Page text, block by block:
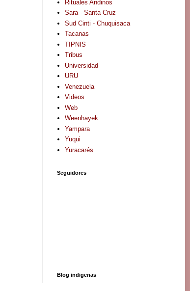
Rituales Andinos
Sara - Santa Cruz
Sud Cinti - Chuquisaca
Tacanas
TIPNIS
Tribus
Universidad
URU
Venezuela
Videos
Web
Weenhayek
Yampara
Yuqui
Yuracarés
Seguidores
Blog indigenas